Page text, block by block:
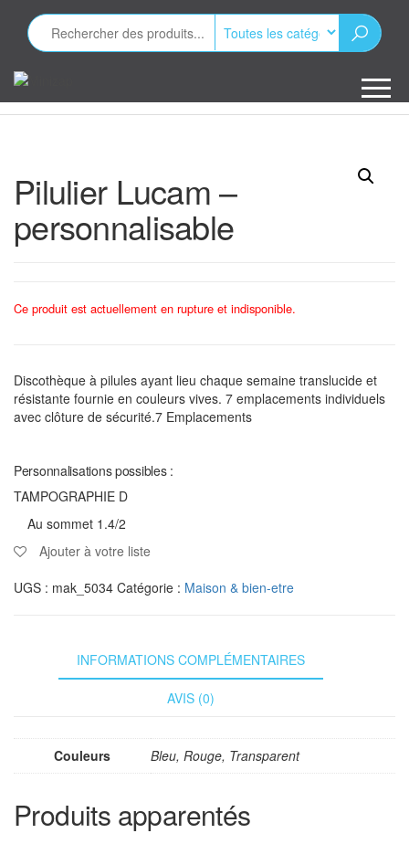
contenu
publicitaires
Pilulier Lucam –
personnalisable
Ce produit est actuellement en rupture et indisponible.
Discothèque à pilules ayant lieu chaque semaine translucide et
résistante fournie en couleurs vives. 7 emplacements individuels
avec clôture de sécurité.7 Emplacements
Personnalisations possibles :
TAMPOGRAPHIE D
Au sommet 1.4/2
Ajouter à votre liste
UGS : mak_5034 Catégorie : Maison & bien-etre
INFORMATIONS COMPLÉMENTAIRES
AVIS (0)
Couleurs Bleu, Rouge, Transparent
Produits apparentés